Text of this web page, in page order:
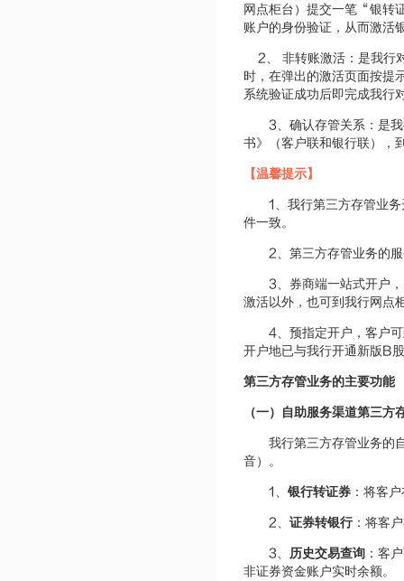
网点柜台）提交一笔 “银转
账户的身份验证，从而激活
2、
非转账激活：是我行
时，在弹出的激活页面按提
系统验证成功后即完成我行
3、确认存管关系：是
书》（客户联和银行联），
【温馨提示】
1 、我行第三方存管业
件一致。
2、第三方存管业务的
3、券商端一站式开户
激活以外，也可到我行网点
4、预指定开户，客户
开户地已与我行开通新版 B
第三方存管业务的主要功能
（一）自助服务渠道第三方
我行第三方存管业务的
音）。
1 、 银行转证券 ：将客
2、 证券转银行：将客
3、 历史交易查询 ：客
非证券资金账户实时余额。